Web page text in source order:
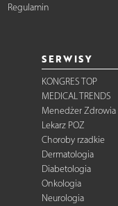
Regulamin
SERWISY
KONGRES TOP
MEDICAL TRENDS
Menedżer Zdrowia
Lekarz POZ
Choroby rzadkie
Dermatologia
Diabetologia
Onkologia
Neurologia